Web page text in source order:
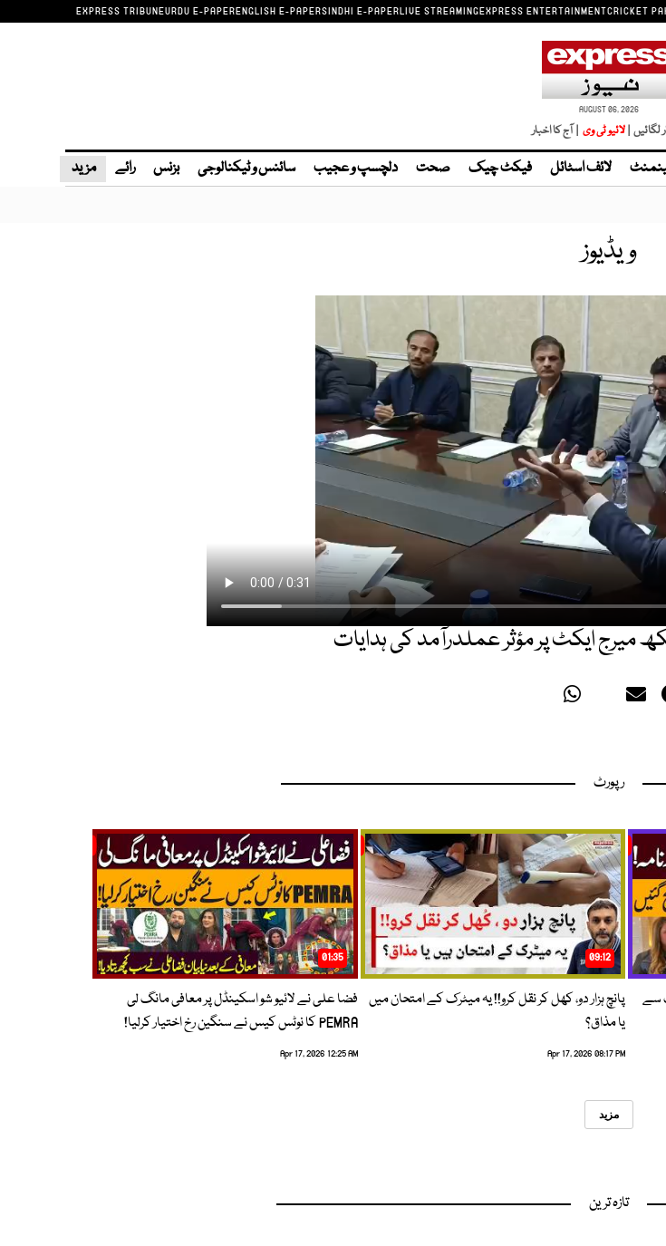
EXPRESS TRIBUNEURDU E-PAPERENGLISH E-PAPERSINDHI E-PAPERLIVE STREAMINGEXPRESS ENTERTAINMENTCRICKET
AUGUST 06, 2026
لگائیں |لائیو ٹی وی | آج کا اخبار
لائف اسٹائل فیکٹ چیک صحت دلچسپ و عجیب سائنس و ٹیکنالوجی بزنس رائے مزید
ویڈیوز
میرج ایکٹ پر مؤثر عملدرآمد کی ہدایات
رپورٹ
سے
09:12
پانچ ہزار دو، کھل کر نقل کرو!! یہ میٹرک کے امتحان میں
یا مذاق؟
Apr 17, 2026 08:17 PM
01:35
فضا علی نے لائیو شو اسکینڈل پر معافی مانگ لی
PEMRA کا نوٹس کیس نے سنگین رخ اختیار کرلیا!
Apr 17, 2026 12:25 AM
مزید
تازہ ترین